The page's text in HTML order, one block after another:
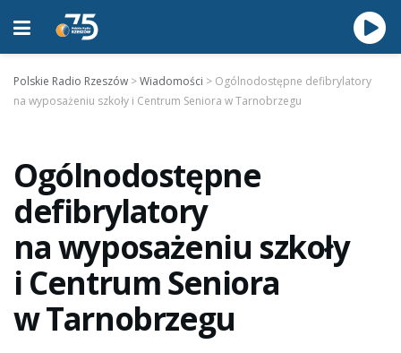
Polskie Radio Rzeszów >Wiadomości > Ogólnodostępne defibrylatory
na wyposażeniu szkoły i Centrum Seniora w Tarnobrzegu
Ogólnodostępne
defibrylatory
na wyposażeniu szkoły
i Centrum Seniora
w Tarnobrzegu